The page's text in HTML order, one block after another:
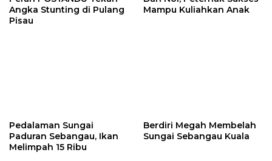
Angka Stunting di Pulang
Pisau
Mampu Kuliahkan Anak
Pedalaman Sungai
Paduran Sebangau, Ikan
Melimpah 15 Ribu
Berdiri Megah Membelah
Sungai Sebangau Kuala